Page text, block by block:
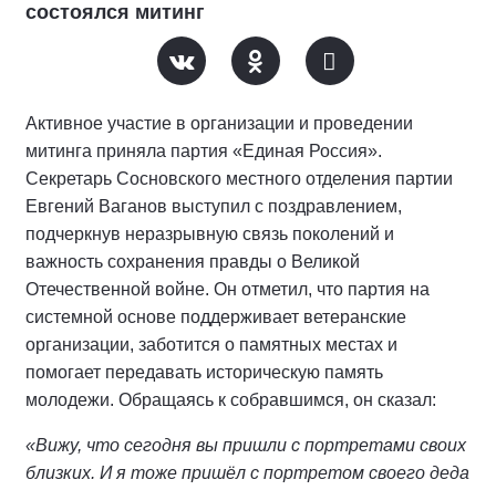
состоялся митинг
Активное участие в организации и проведении
митинга приняла партия «Единая Россия».
Секретарь Сосновского местного отделения партии
Евгений Ваганов выступил с поздравлением,
подчеркнув неразрывную связь поколений и
важность сохранения правды о Великой
Отечественной войне. Он отметил, что партия на
системной основе поддерживает ветеранские
организации, заботится о памятных местах и
помогает передавать историческую память
молодежи. Обращаясь к собравшимся, он сказал:
«Вижу, что сегодня вы пришли с портретами своих
близких. И я тоже пришёл с портретом своего деда